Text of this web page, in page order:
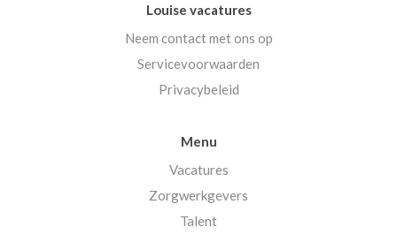
Louise vacatures
Neem contact met ons op
Servicevoorwaarden
Privacybeleid
Menu
Vacatures
Zorgwerkgevers
Talent